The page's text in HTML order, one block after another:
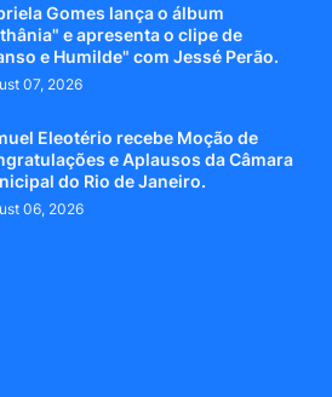
Gomes lança o álbum
e apresenta o clipe de
e Humilde" com Jessé Perão.
07, 2026
Eleotério recebe Moção de
e Aplausos da Câmara
do Rio de Janeiro.
06, 2026